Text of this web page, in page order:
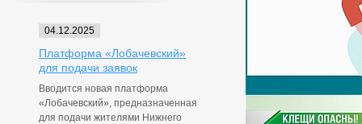
04.12.2025
Платформа «Лобачевский»
для подачи заявок
Вводится новая платформа
«Лобачевский», предназначенная
для подачи жителями Нижнего